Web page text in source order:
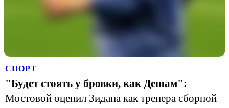
СПОРТ
"Будет стоять у бровки, как Дешам":
Мостовой оценил Зидана как тренера сборной